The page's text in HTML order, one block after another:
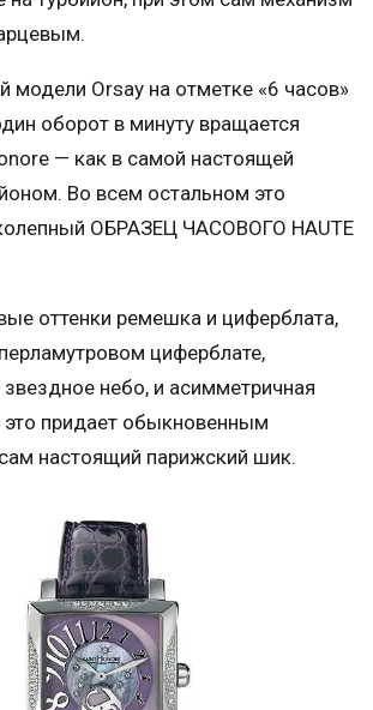
модели Orsay на отметке «6 часов»
оборот в минуту вращается
— как в самой настоящей
Во всем остальном это
ОБРАЗЕЦ ЧАСОВОГО HAUTE
оттенки ремешка и циферблата,
циферблате,
небо, и асимметричная
это придает обыкновенным
настоящий парижский шик.